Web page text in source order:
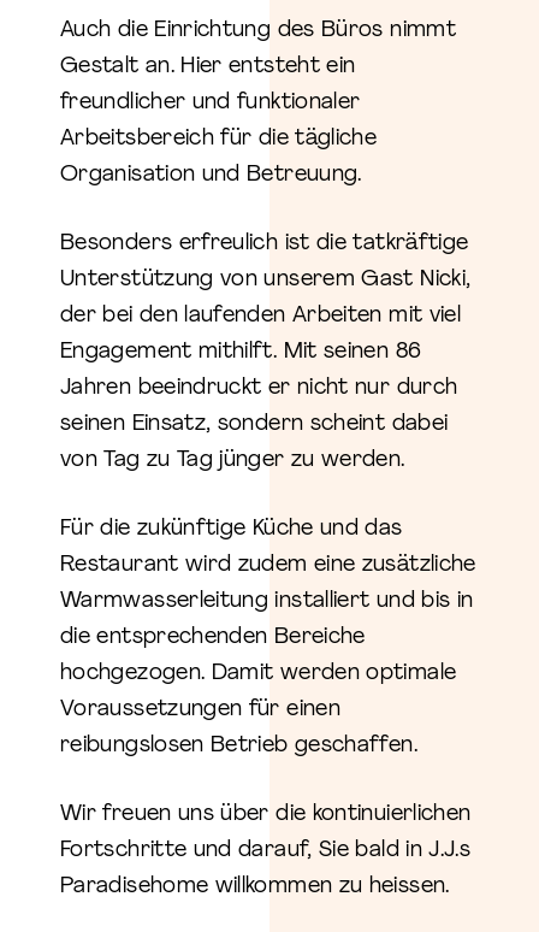
Auch die Einrichtung des Büros nimmt
Gestalt an. Hier entsteht ein
freundlicher und funktionaler
Arbeitsbereich für die tägliche
Organisation und Betreuung.
Besonders erfreulich ist die tatkräftige
Unterstützung von unserem Gast Nicki,
der bei den laufenden Arbeiten mit viel
Engagement mithilft. Mit seinen 86
Jahren beeindruckt er nicht nur durch
seinen Einsatz, sondern scheint dabei
von Tag zu Tag jünger zu werden.
Für die zukünftige Küche und das
Restaurant wird zudem eine zusätzliche
Warmwasserleitung installiert und bis in
die entsprechenden Bereiche
hochgezogen. Damit werden optimale
Voraussetzungen für einen
reibungslosen Betrieb geschaffen.
Wir freuen uns über die kontinuierlichen
Fortschritte und darauf, Sie bald in J.J.s
Paradisehome willkommen zu heissen.